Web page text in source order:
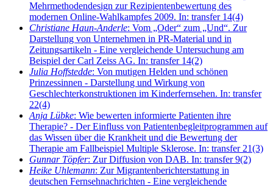
Mehrmethodendesign zur Rezipientenbewertung des
modernen Online-Wahlkampfes 2009. In: transfer 14(4)
Christiane Haun-Anderle: Vom „Oder“ zum „Und“. Zur
Darstellung von Unternehmen in PR-Material und in
Zeitungsartikeln - Eine vergleichende Untersuchung am
Beispiel der Carl Zeiss AG. In: transfer 14(2)
Julia Hoffstedde: Von mutigen Helden und schönen
Prinzessinnen - Darstellung und Wirkung von
Geschlechterkonstruktionen im Kinderfernsehen. In: transfer
22(4)
Anja Lübke: Wie bewerten informierte Patienten ihre
Therapie? - Der Einfluss von Patientenbegleitprogrammen auf
das Wissen über die Krankheit und die Bewertung der
Therapie am Fallbeispiel Multiple Sklerose. In: transfer 21(3)
Gunnar Töpfer: Zur Diffusion von DAB. In: transfer 9(2)
Heike Uhlemann: Zur Migrantenberichterstattung in
deutschen Fernsehnachrichten - Eine vergleichende